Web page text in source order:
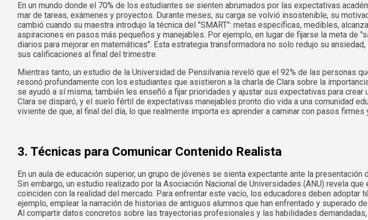
En un mundo donde el 70% de los estudiantes se sienten abrumados por las expectativas
mar de tareas, exámenes y proyectos. Durante meses, su carga se volvió insostenible, su
cambió cuando su maestra introdujo la técnica del "SMART": metas específicas, medibles,
aspiraciones en pasos más pequeños y manejables. Por ejemplo, en lugar de fijarse la meta de
diarios para mejorar en matemáticas". Esta estrategia transformadora no solo redujo su
sus calificaciones al final del trimestre.
Mientras tanto, un estudio de la Universidad de Pensilvania reveló que el 92% de las personas
resonó profundamente con los estudiantes que asistieron a la charla de Clara sobre la
se ayudó a sí misma; también les enseñó a fijar prioridades y ajustar sus expectativas para
Clara se disparó, y el suelo fértil de expectativas manejables pronto dio vida a una comunidad
viviente de que, al final del día, lo que realmente importa es aprender a caminar con pasos firmes
3. Técnicas para Comunicar Contenido Realista
En un aula de educación superior, un grupo de jóvenes se sienta expectante ante la
Sin embargo, un estudio realizado por la Asociación Nacional de Universidades (ANU) revela
coinciden con la realidad del mercado. Para enfrentar este vacío, los educadores deben
ejemplo, emplear la narración de historias de antiguos alumnos que han enfrentado y superado
Al compartir datos concretos sobre las trayectorias profesionales y las habilidades